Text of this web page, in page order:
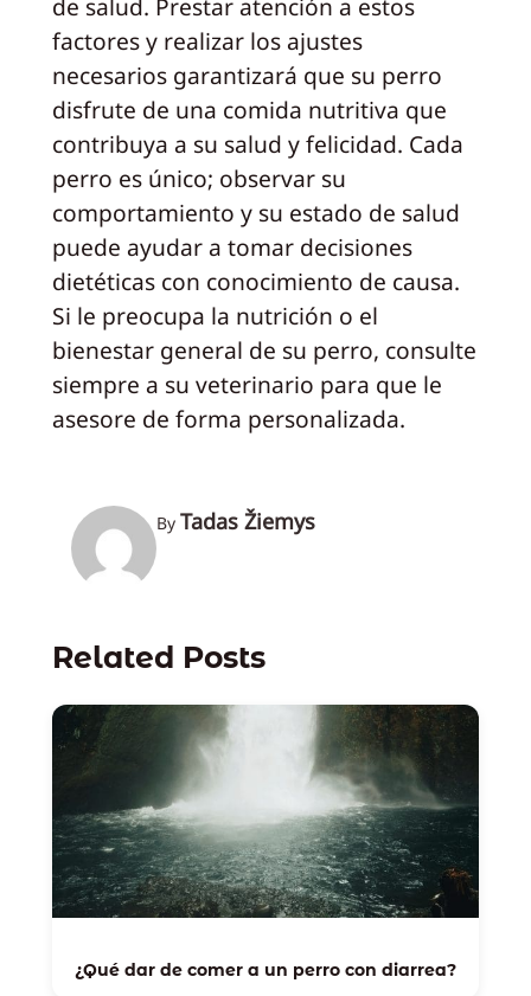
de salud. Prestar atención a estos
factores y realizar los ajustes
necesarios garantizará que su perro
disfrute de una comida nutritiva que
contribuya a su salud y felicidad. Cada
perro es único; observar su
comportamiento y su estado de salud
puede ayudar a tomar decisiones
dietéticas con conocimiento de causa.
Si le preocupa la nutrición o el
bienestar general de su perro, consulte
siempre a su veterinario para que le
asesore de forma personalizada.
By Tadas Žiemys
Related Posts
¿Qué dar de comer a un perro con diarrea?